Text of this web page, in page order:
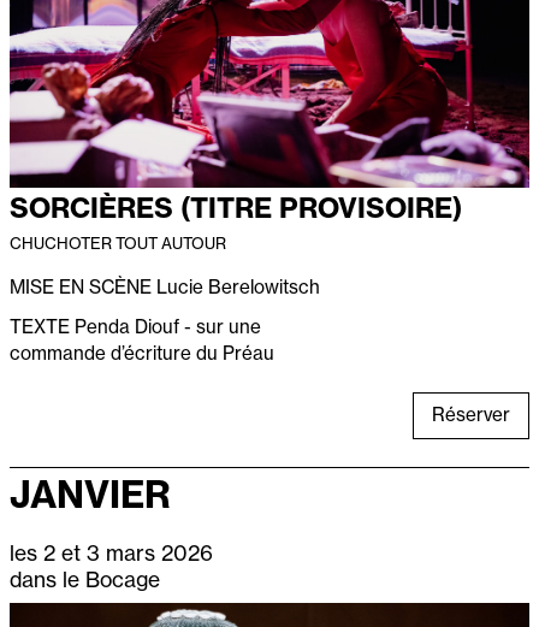
SORCIÈRES (TITRE PROVISOIRE)
CHUCHOTER TOUT AUTOUR
MISE EN SCÈNELucie Berelowitsch
TEXTEPenda Diouf - sur une
commande d’écriture du Préau
Réserver
JANVIER
les 2 et 3 mars 2026
dans le Bocage